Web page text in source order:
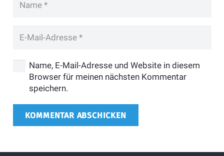
Name, E-Mail-Adresse und Website in diesem
Browser für meinen nächsten Kommentar
speichern.
KOMMENTAR ABSCHICKEN